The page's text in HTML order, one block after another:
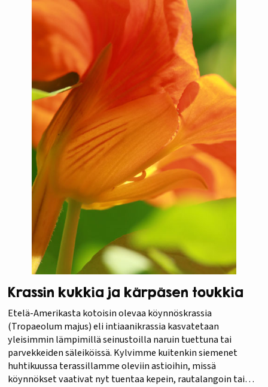
Krassin kukkia ja kärpäsen toukkia
Etelä-Amerikasta kotoisin olevaa köynnöskrassia
(Tropaeolum majus) eli intiaanikrassia kasvatetaan
yleisimmin lämpimillä seinustoilla naruin tuettuna tai
parvekkeiden säleiköissä. Kylvimme kuitenkin siemenet
huhtikuussa terassillamme oleviin astioihin, missä
köynnökset vaativat nyt tuentaa kepein, rautalangoin tai